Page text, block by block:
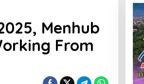
Menhub
From